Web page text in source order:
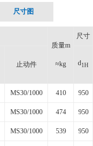
尺寸图
质量m
≈kg
尺寸
止动件 d1H
MS30/1000 410 950
MS30/1000 474 950
MS30/1000 539 950